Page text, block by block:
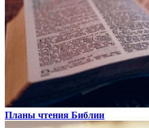
Планы чтения Библии